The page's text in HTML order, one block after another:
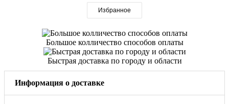
Избранное
Большое колличество способов оплаты
Быстрая доставка по городу и области
Информация о доставке